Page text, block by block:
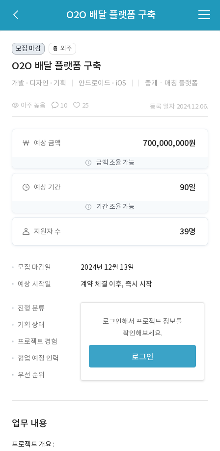
O2O 배달 플랫폼 구축
모집 마감 📔 외주
O2O 배달 플랫폼 구축
개발 디자인 기획 안드로이드 iOS 중개ㆍ매칭 플랫폼
아주 높음 10 25 등록 일자 2024.12.06.
예상 금액 700,000,000원
금액 조율 가능
예상 기간 90일
기간 조율 가능
지원자 수 39명
모집 마감일
2024년 12월 13일
예상 시작일
계약 체결 이후, 즉시 시작
로그인해서 프로젝트 정보를
확인해보세요.
로그인
진행 분류
기획 상태
프로젝트 경험
협업 예정 인력
우선 순위
업무 내용
프로젝트 개요 :